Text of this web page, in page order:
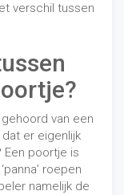
verschil tussen
van een
er eigenlijk
poortje is
roepen
namelijk de